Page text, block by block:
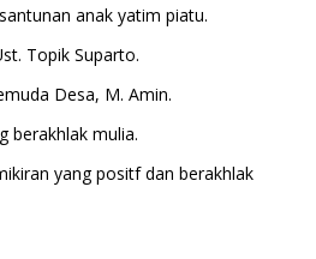
anak yatim piatu.
Topik Suparto.
Desa, M. Amin.
berakhlak mulia.
yang positf dan berakhlak